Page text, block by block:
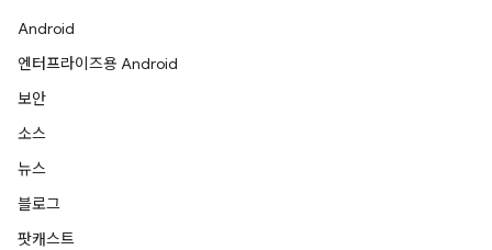
Android
엔터프라이즈용 Android
보안
소스
뉴스
블로그
팟캐스트